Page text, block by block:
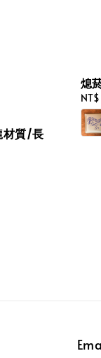
材質/長
熄